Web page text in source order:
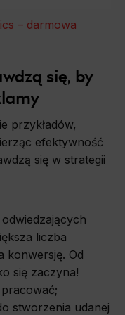
– darmowa
się, by
przykładów,
efektywność
się w strategii
liczba
konwersję. Od
się zaczyna!
stworzenia udanej